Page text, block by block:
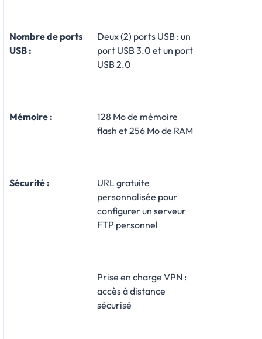
Nombre de ports
USB :
Deux (2) ports USB : un
port USB 3.0 et un port
USB 2.0
Mémoire :
128 Mo de mémoire
flash et 256 Mo de RAM
Sécurité :
URL gratuite
personnalisée pour
configurer un serveur
FTP personnel
Prise en charge VPN :
accès à distance
sécurisé